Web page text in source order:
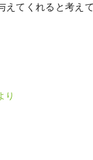
てくれると考えて
り